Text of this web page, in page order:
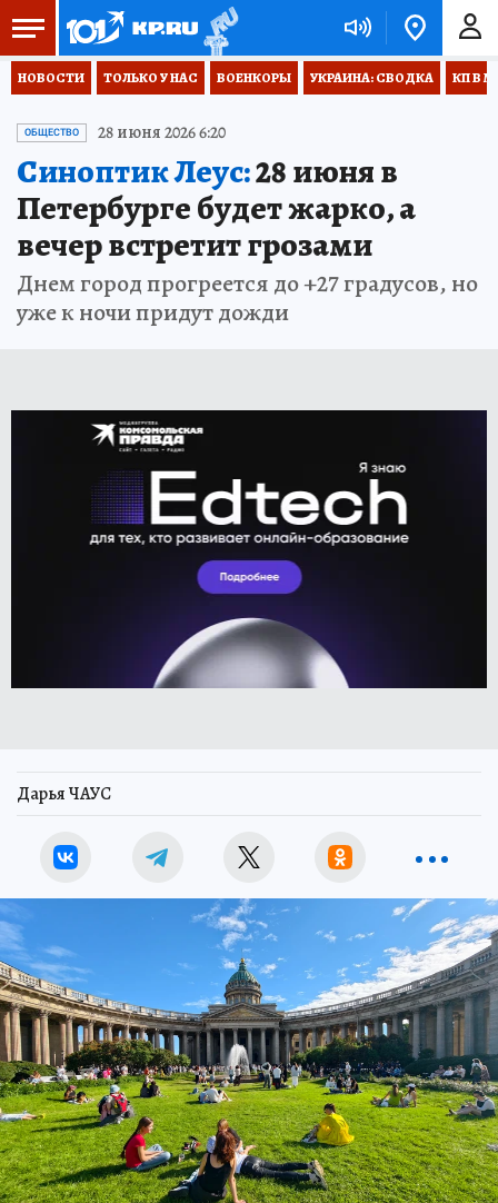
НОВОСТИ ТОЛЬКО У НАС ВОЕНКОРЫ УКРАИНА: СВОДКА КП В
ОБЩЕСТВО 28 июня 2026 6:20
Синоптик Леус:28 июня в
Петербурге будет жарко, а
вечер встретит грозами
Днем город прогреется до +27 градусов, но
уже к ночи придут дожди
Дарья ЧАУС